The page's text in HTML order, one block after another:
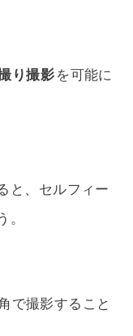
り撮影 を可能に
と、セルフィー
。
で撮影すること